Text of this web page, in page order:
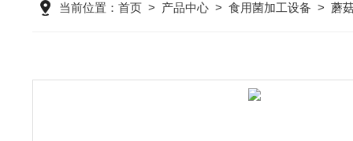
当前位置： 首页> 产品中心> 食用菌加工设备 > 蘑